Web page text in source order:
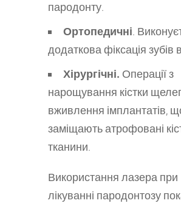
пародонту.
Ортопедичні.
додаткова фіксація зубів
Хірургічні. Операції з
нарощування кістки
вживлення імплантатів,
заміщають атрофовані
тканини.
Використання лазера при
лікуванні пародонтозу